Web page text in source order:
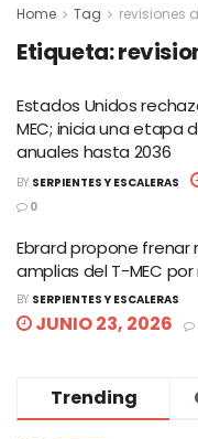
Home Tag revisiones
Etiqueta:
Estados Unidos
MEC; inicia una etapa
anuales hasta 2036
BY SERPIENTES Y ESCALERAS
0
Ebrard propone frenar
amplias del T-MEC
BY SERPIENTES Y ESCALERAS
JUNIO 23, 2026
Trending